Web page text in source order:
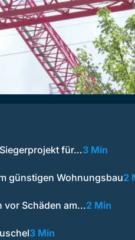
für…3 Min
günstigen Wohnungsbau2
vor Schäden am…2 Min
3 Min